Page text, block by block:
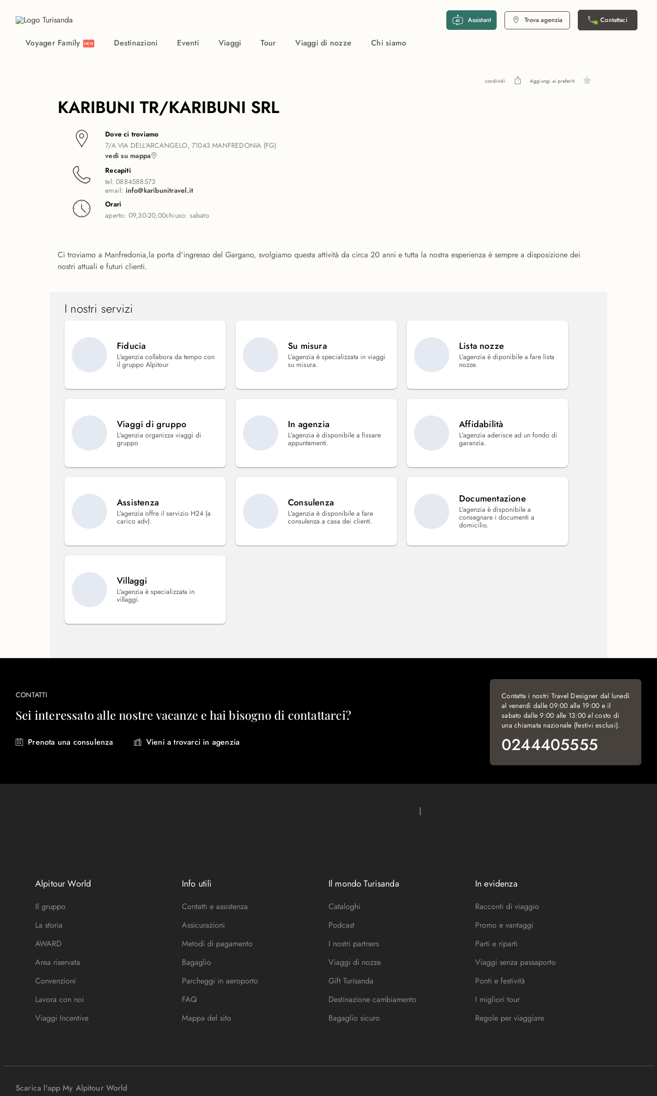
Assistant Trova agenzia Contattaci
Voyager Family NEW Destinazioni Eventi Viaggi Tour Viaggi di nozze Chi siamo
condividi Aggiungi ai preferiti
KARIBUNI TR/KARIBUNI SRL
Dove ci troviamo
7/A VIA DELL'ARCANGELO, 71043 MANFREDONIA (FG)
vedi su mappa
Recapiti
tel:0884588573
email: info@karibunitravel.it
Orari
aperto: 09,30-20,00chiuso: sabato
Ci troviamo a Manfredonia,la porta d'ingresso del Gargano, svolgiamo questa attività da circa 20 anni e tutta la nostra esperienza è sempre a disposizione dei
nostri attuali e futuri clienti.
I nostri servizi
Fiducia
L'agenzia collabora da tempo con
il gruppo Alpitour
Su misura
L'agenzia è specializzata in viaggi
su misura.
Lista nozze
L'agenzia è diponibile a fare lista
nozze.
Viaggi di gruppo
L'agenzia organizza viaggi di
gruppo
In agenzia
L'agenzia è disponibile a fissare
appuntamenti.
Affidabilità
L'agenzia aderisce ad un fondo di
garanzia.
Assistenza
L'agenzia offre il servizio H24 (a
carico adv).
Consulenza
L'agenzia è disponibile a fare
consulenza a casa dei clienti.
Documentazione
L'agenzia è disponibile a
consegnare i documenti a
domicilio.
Villaggi
L'agenzia è specializzata in
villaggi.
CONTATTI
Sei interessato alle nostre vacanze e hai bisogno di contattarci?
Prenota una consulenza Vieni a trovarci in agenzia
Contatta i nostri Travel Designer dal lunedì
al venerdì dalle 09:00 alle 19:00 e il
sabato dalle 9:00 alle 13:00 al costo di
una chiamata nazionale (festivi esclusi).
0244405555
Alpitour World
Il gruppo
La storia
AWARD
Area riservata
Convenzioni
Lavora con noi
Viaggi Incentive
Info utili
Contatti e assistenza
Assicurazioni
Metodi di pagamento
Bagaglio
Parcheggi in aeroporto
FAQ
Mappa del sito
Il mondo Turisanda
Cataloghi
Podcast
I nostri partners
Viaggi di nozze
Gift Turisanda
Destinazione cambiamento
Bagaglio sicuro
In evidenza
Racconti di viaggio
Promo e vantaggi
Parti e riparti
Viaggi senza passaporto
Ponti e festività
I migliori tour
Regole per viaggiare
Scarica l'app My Alpitour World